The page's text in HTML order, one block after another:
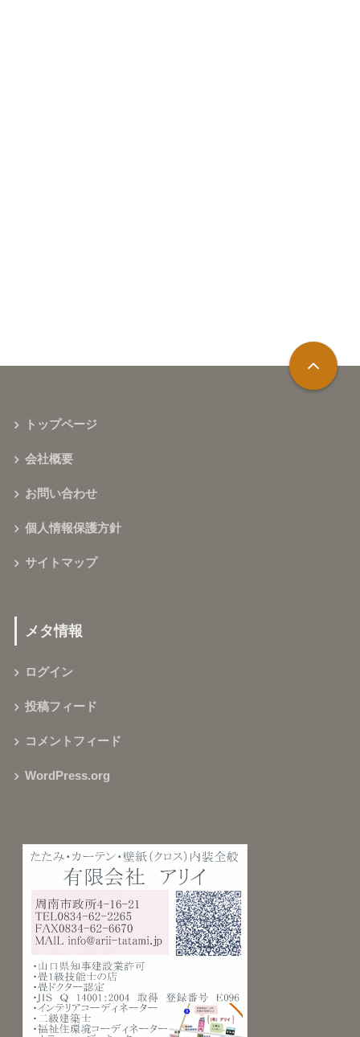
トップページ
会社概要
お問い合わせ
個人情報保護方針
サイトマップ
メタ情報
ログイン
投稿フィード
コメントフィード
WordPress.org